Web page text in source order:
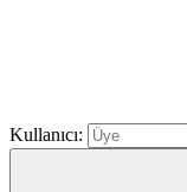
Kullanıcı: